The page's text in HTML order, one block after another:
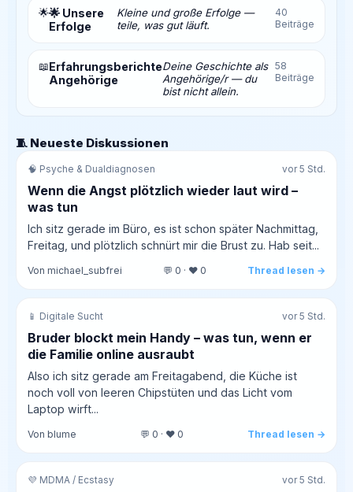
🌟🌟 Unsere
Erfolge
Kleine und große Erfolge —
teile, was gut läuft.
40
Beiträge
📖Erfahrungsberichte
Angehörige
Deine Geschichte als
Angehörige/r — du
bist nicht allein.
58
Beiträge
🧵 Neueste Diskussionen
🧠 Psyche & Dualdiagnosen vor 5 Std.
Wenn die Angst plötzlich wieder laut wird –
was tun
Ich sitz gerade im Büro, es ist schon später Nachmittag,
Freitag, und plötzlich schnürt mir die Brust zu. Hab seit...
Von michael_subfrei 💬 0 · ❤️ 0 Thread lesen →
📱 Digitale Sucht vor 5 Std.
Bruder blockt mein Handy – was tun, wenn er
die Familie online ausraubt
Also ich sitz gerade am Freitagabend, die Küche ist
noch voll von leeren Chipstüten und das Licht vom
Laptop wirft...
Von blume 💬 0 · ❤️ 0 Thread lesen →
💜 MDMA / Ecstasy vor 5 Std.